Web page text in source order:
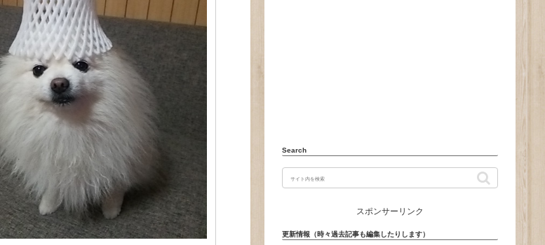
Search
スポンサーリンク
更新情報（時々過去記事も編集したりします）